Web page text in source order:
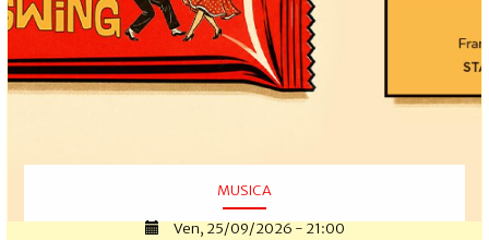
MUSICA
Ven, 25/09/2026 - 21:00